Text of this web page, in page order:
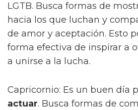
LGTB. Busca formas de
hacia los que luchan y
de amor y aceptación. Esto
forma efectiva de inspirar a
a unirse a la lucha.
Capricornio: Es un buen día
actuar. Busca formas de